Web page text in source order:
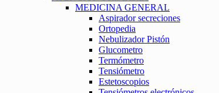
MEDICINA GENERAL
Aspirador secreciones
Ortopedia
Nebulizador Pistón
Glucometro
Termómetro
Tensiómetro
Estetoscopios